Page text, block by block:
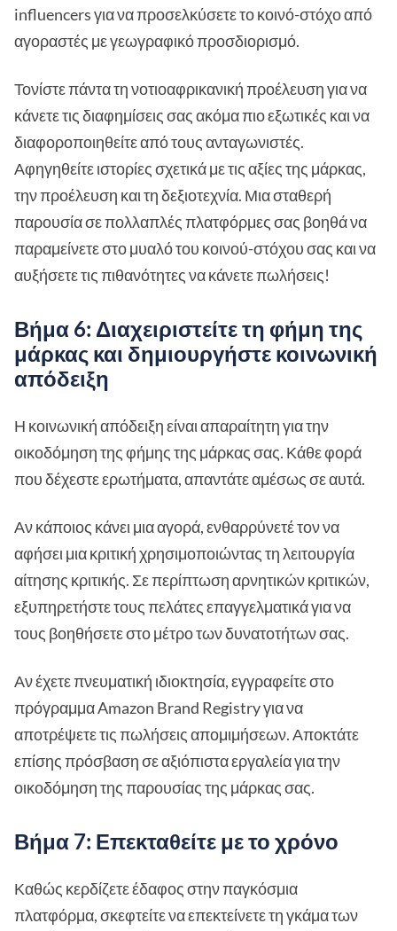
influencers για να προσελκύσετε το κοινό-στόχο από
αγοραστές με γεωγραφικό προσδιορισμό.
Τονίστε πάντα τη νοτιοαφρικανική προέλευση για να
κάνετε τις διαφημίσεις σας ακόμα πιο εξωτικές και να
διαφοροποιηθείτε από τους ανταγωνιστές.
Αφηγηθείτε ιστορίες σχετικά με τις αξίες της μάρκας,
την προέλευση και τη δεξιοτεχνία. Μια σταθερή
παρουσία σε πολλαπλές πλατφόρμες σας βοηθά να
παραμείνετε στο μυαλό του κοινού-στόχου σας και να
αυξήσετε τις πιθανότητες να κάνετε πωλήσεις!
Βήμα 6: Διαχειριστείτε τη φήμη της
μάρκας και δημιουργήστε κοινωνική
απόδειξη
Η κοινωνική απόδειξη είναι απαραίτητη για την
οικοδόμηση της φήμης της μάρκας σας. Κάθε φορά
που δέχεστε ερωτήματα, απαντάτε αμέσως σε αυτά.
Αν κάποιος κάνει μια αγορά, ενθαρρύνετέ τον να
αφήσει μια κριτική χρησιμοποιώντας τη λειτουργία
αίτησης κριτικής. Σε περίπτωση αρνητικών κριτικών,
εξυπηρετήστε τους πελάτες επαγγελματικά για να
τους βοηθήσετε στο μέτρο των δυνατοτήτων σας.
Αν έχετε πνευματική ιδιοκτησία, εγγραφείτε στο
πρόγραμμα Amazon Brand Registry για να
αποτρέψετε τις πωλήσεις απομιμήσεων. Αποκτάτε
επίσης πρόσβαση σε αξιόπιστα εργαλεία για την
οικοδόμηση της παρουσίας της μάρκας σας.
Βήμα 7: Επεκταθείτε με το χρόνο
Καθώς κερδίζετε έδαφος στην παγκόσμια
πλατφόρμα, σκεφτείτε να επεκτείνετε τη γκάμα των